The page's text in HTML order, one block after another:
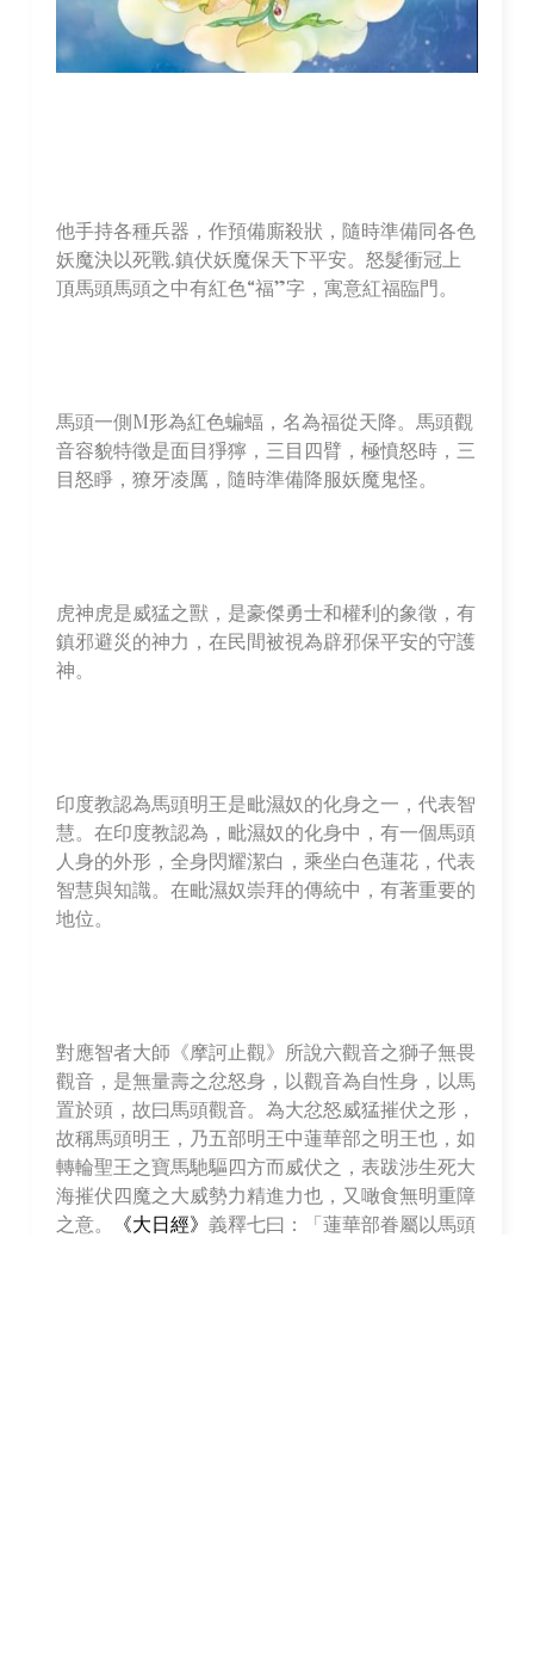
他手持各種兵器，作預備廝殺狀，隨時準備同各色
妖魔決以死戰.鎮伏妖魔保天下平安。怒髮衝冠上
頂馬頭馬頭之中有紅色“福”字，寓意紅福臨門。
馬頭一側M形為紅色蝙蝠，名為福從天降。馬頭觀
音容貌特徵是面目猙獰，三目四臂，極憤怒時，三
目怒睜，獠牙凌厲，隨時準備降服妖魔鬼怪。
虎神虎是威猛之獸，是豪傑勇士和權利的象徵，有
鎮邪避災的神力，在民間被視為辟邪保平安的守護
神。
印度教認為馬頭明王是毗濕奴的化身之一，代表智
慧。在印度教認為，毗濕奴的化身中，有一個馬頭
人身的外形，全身閃耀潔白，乘坐白色蓮花，代表
智慧與知識。在毗濕奴崇拜的傳統中，有著重要的
地位。
對應智者大師《摩訶止觀》所說六觀音之獅子無畏
觀音，是無量壽之忿怒身，以觀音為自性身，以馬
置於頭，故曰馬頭觀音。為大忿怒威猛摧伏之形，
故稱馬頭明王，乃五部明王中蓮華部之明王也，如
轉輪聖王之寶馬馳驅四方而威伏之，表跋涉生死大
海摧伏四魔之大威勢力精進力也，又噉食無明重障
之意。
《大日經》義釋七曰：「蓮華部眷屬以馬頭